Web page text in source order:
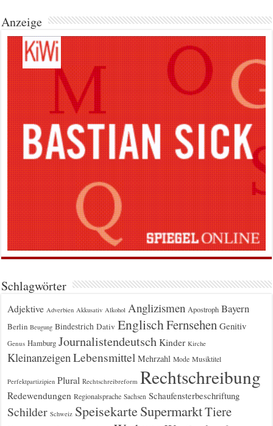
Anzeige
Schlagwörter
Adjektive Adverbien Akkusativ Alkohol Anglizismen Apostroph Bayern
Berlin Beugung Bindestrich Dativ EnglischFernsehen Genitiv
Genus Hamburg Journalistendeutsch Kinder Kirche
Kleinanzeigen Lebensmittel Mehrzahl Mode Musiktitel
Perfektpartizipien Plural Rechtschreibreform Rechtschreibung
Redewendungen Regionalsprache Sachsen Schaufensterbeschriftung
Schilder Schweiz Speisekarte SupermarktTiere